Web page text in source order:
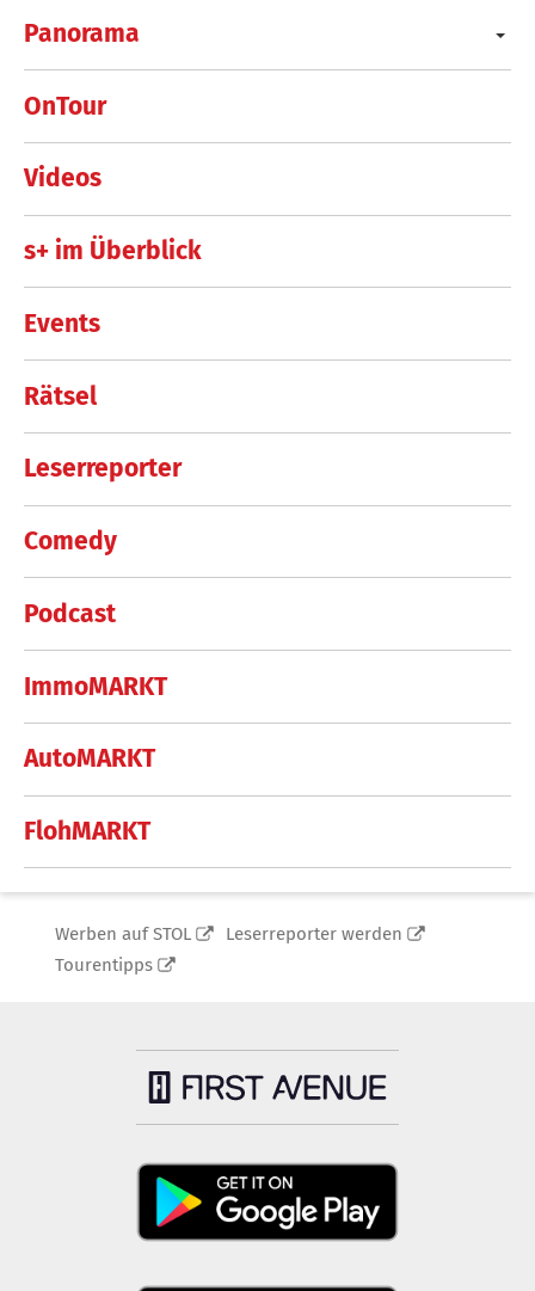
Panorama
OnTour
Videos
s+ im Überblick
Events
Rätsel
Leserreporter
Comedy
Podcast
ImmoMARKT
AutoMARKT
FlohMARKT
Werben auf STOL
Leserreporter werden
Tourentipps